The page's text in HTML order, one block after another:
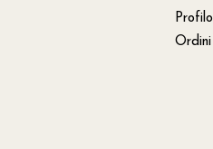
Profilo
Ordini